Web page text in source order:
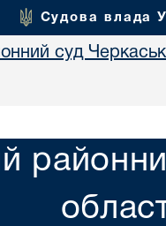
Судова влада
суд